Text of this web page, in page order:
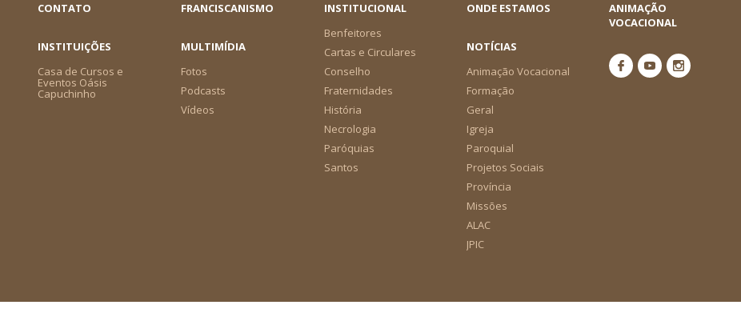
CONTATO FRANCISCANISMO
INSTITUCIONAL
Benfeitores
Cartas e Circulares
Conselho
Fraternidades
História
Necrologia
Paróquias
Santos
ONDE ESTAMOS
ANIMAÇÃO
VOCACIONAL
INSTITUIÇÕES
Casa de Cursos e
Eventos Oásis
Capuchinho
MULTIMÍDIA
Fotos
Podcasts
Vídeos
NOTÍCIAS
Animação Vocacional
Formação
Geral
Igreja
Paroquial
Projetos Sociais
Província
Missões
ALAC
JPIC